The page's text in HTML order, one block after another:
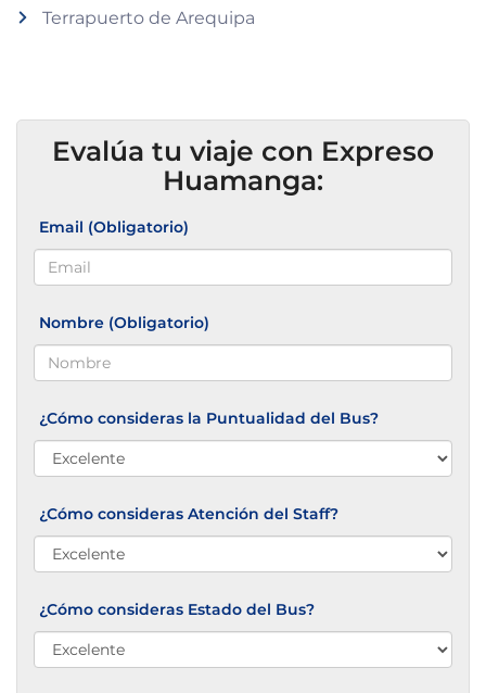
Terrapuerto de Arequipa
Evalúa tu viaje con Expreso
Huamanga:
Email (Obligatorio)
Nombre (Obligatorio)
¿Cómo consideras la Puntualidad del Bus?
¿Cómo consideras Atención del Staff?
¿Cómo consideras Estado del Bus?